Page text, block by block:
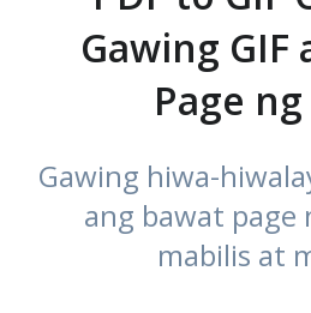
Gawing GIF
Page ng
Gawing hiwa-
ang bawat page
mabilis at